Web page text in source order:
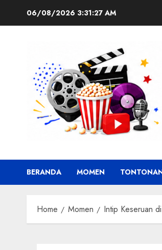
06/08/2026 3:31:29 AM
BERANDA MOMEN
Home Momen Intip Keseruan